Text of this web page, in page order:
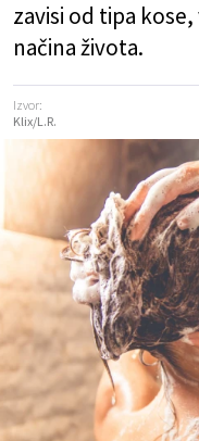
zavisi od tipa
načina života.
Izvor:
Klix/L.R.